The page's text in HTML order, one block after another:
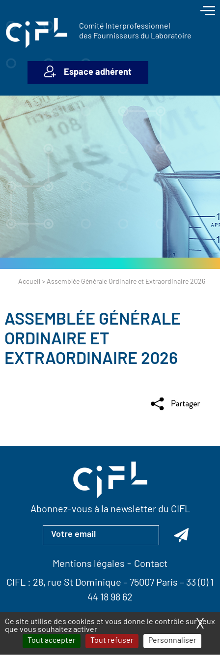
Ce site utilise des cookies et vous donne le contrôle sur ceux
que vous souhaitez activer
Tout accepter
Tout refuser Personnaliser
X
Comité Interprofessionnel
des Fournisseurs du Laboratoire
Espace adhérent
Accueil > Assemblée Générale Ordinaire et Extraordinaire 2026
ASSEMBLÉE GÉNÉRALE
ORDINAIRE ET
EXTRAORDINAIRE 2026
Abonnez-vous à la newsletter du CIFL
Mentions légales
Contact
CIFL : 28, rue St Dominique – 75007 Paris – 33 (0) 1
44 18 98 62